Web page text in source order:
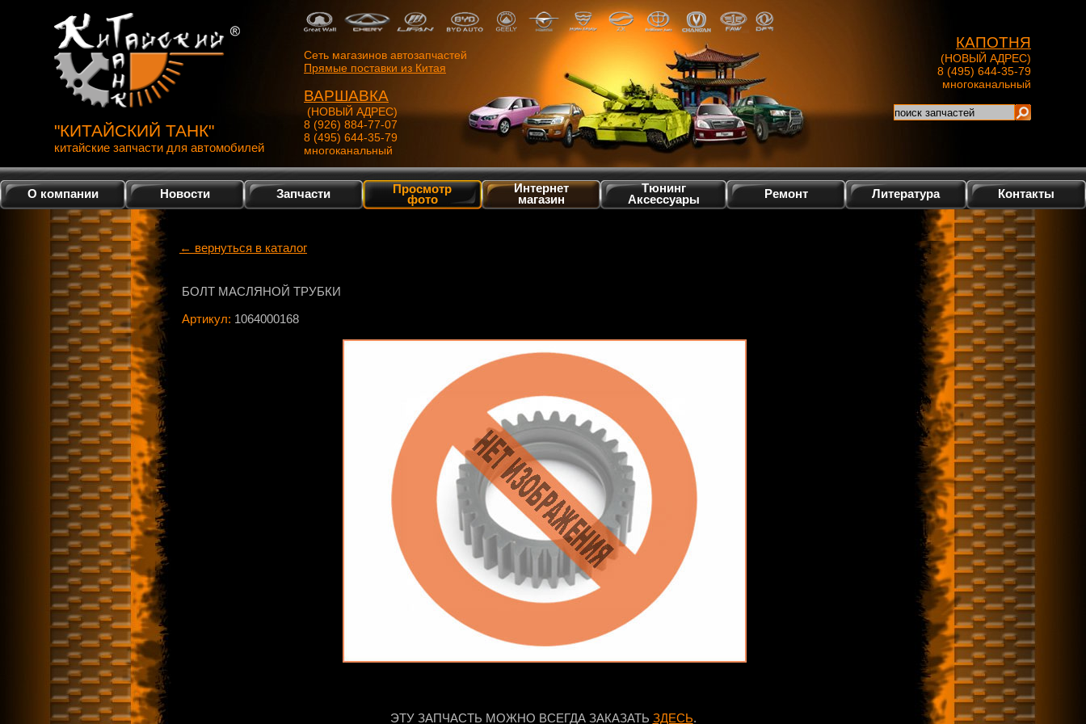
"КИТАЙСКИЙ ТАНК"
китайские запчасти для автомобилей
Сеть магазинов автозапчастей
Прямые поставки из Китая
ВАРШАВКА
(НОВЫЙ АДРЕС)
8 (926) 884-77-07
8 (495) 644-35-79
многоканальный
КАПОТНЯ
(НОВЫЙ АДРЕС)
8 (495) 644-35-79
многоканальный
О компании Новости Запчасти Просмотр
фото
Интернет
магазин
Тюнинг
Аксессуары
Ремонт Литература Контакты
← вернуться в каталог
БОЛТ МАСЛЯНОЙ ТРУБКИ
Артикул: 1064000168
ЭТУ ЗАПЧАСТЬ МОЖНО ВСЕГДА ЗАКАЗАТЬ ЗДЕСЬ.